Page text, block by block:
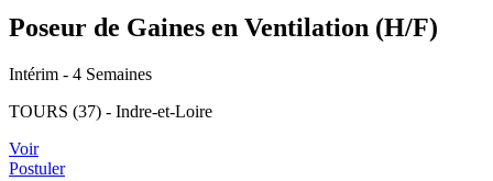
Poseur de Gaines en Ventilation (H/F)
Intérim - 4 Semaines
TOURS (37) - Indre-et-Loire
Voir
Postuler